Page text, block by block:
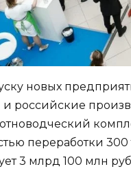
новых
российские
переработки
3 млрд 100 млн